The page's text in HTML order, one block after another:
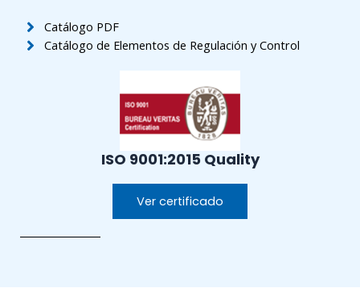
Catálogo PDF
Catálogo de Elementos de Regulación y Control
ISO 9001:2015 Quality
Ver certificado